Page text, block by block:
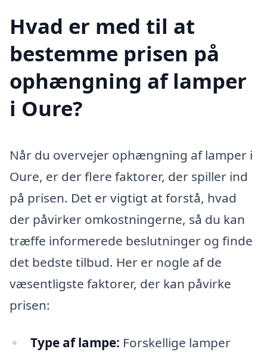
Hvad er med til at
bestemme prisen på
ophængning af lamper
i Oure?
Når du overvejer ophængning af lamper i
Oure, er der flere faktorer, der spiller ind
på prisen. Det er vigtigt at forstå, hvad
der påvirker omkostningerne, så du kan
træffe informerede beslutninger og finde
det bedste tilbud. Her er nogle af de
væsentligste faktorer, der kan påvirke
prisen:
Type af lampe: Forskellige lamper